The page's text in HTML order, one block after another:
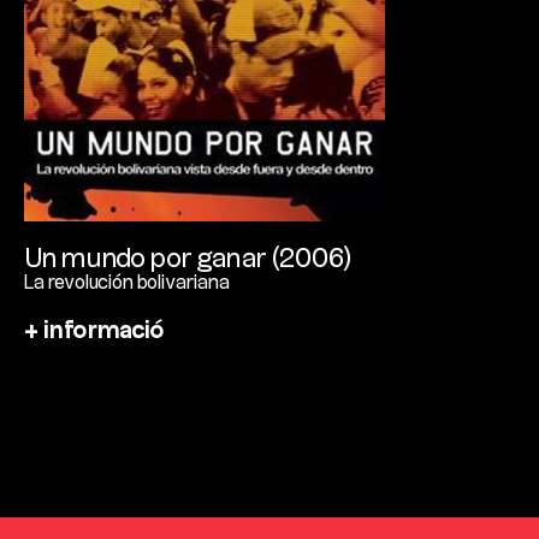
Un mundo por ganar (2006)
La revolución bolivariana
+ informació